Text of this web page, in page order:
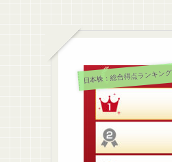
日本株：総合得点ランキング